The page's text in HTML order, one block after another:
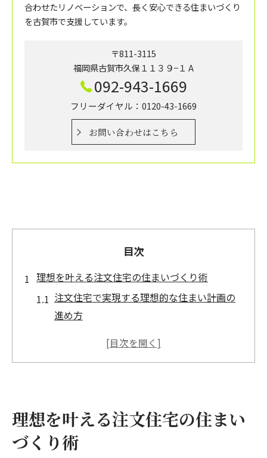
合わせたリノベーションで、長く安心できる住まいづくり
を古賀市で支援しています。
〒811-3115
福岡県古賀市久保１１３９−１ A
092-943-1669
フリーダイヤル：0120-43-1669
お問い合わせはこちら
目次
理想を叶える注文住宅の住まいづくり術
注文住宅で実現する理想的な住まい計画の
進め方
住まいづくりで重視すべき注文住宅の自由
注文住宅ならではの家族に合わせた間取り
の工夫
実例から学ぶ注文住宅の快適な生活空間づ
理想を叶える注文住宅の住まい
づくり術